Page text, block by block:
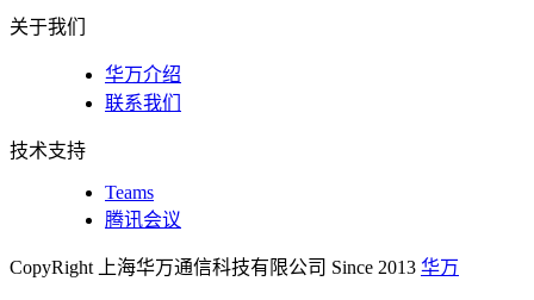
关于我们
华万介绍
联系我们
技术支持
Teams
腾讯会议
CopyRight 上海华万通信科技有限公司 Since 2013 华万